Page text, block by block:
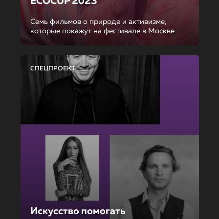
Семь фильмов о природе и активизме,
которые покажут на фестивале в Москве
СПЕЦПРОЕКТ
Искусство помогать